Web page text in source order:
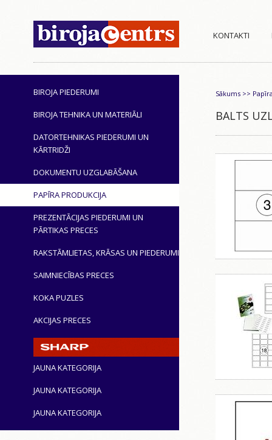
KONTAKTI
BIROJA PIEDERUMI
BIROJA TEHNIKA UN MATERIĀLI
DATORTEHNIKAS PIEDERUMI UN
KĀRTRIDŽI
DOKUMENTU UZGLABĀŠANA
PAPĪRA PRODUKCIJA
PREZENTĀCIJAS PIEDERUMI UN
PĀRTIKAS PRECES
RAKSTĀMLIETAS, KRĀSAS UN PIEDERUMI
SAIMNIECĪBAS PRECES
KOKA PUZLES
AKCIJAS PRECES
JAUNA KATEGORIJA
JAUNA KATEGORIJA
JAUNA KATEGORIJA
Sākums >>
BALTS